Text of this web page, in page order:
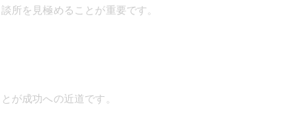
所を見極めることが重要です。
が成功への近道です。